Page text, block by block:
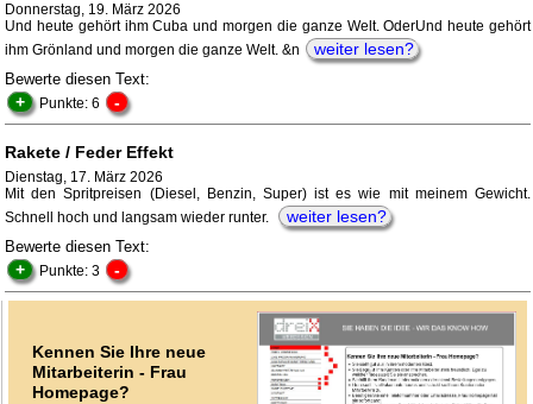
Donnerstag, 19. März 2026
Und heute gehört ihm Cuba und morgen die ganze Welt. OderUnd heute gehört
ihm Grönland und morgen die ganze Welt. &n
weiter lesen?
Bewerte diesen Text:
+ Punkte: 6 -
Rakete / Feder Effekt
Dienstag, 17. März 2026
Mit den Spritpreisen (Diesel, Benzin, Super) ist es wie mit meinem Gewicht.
Schnell hoch und langsam wieder runter.
weiter lesen?
Bewerte diesen Text:
+ Punkte: 3 -
Kennen Sie Ihre neue
Mitarbeiterin - Frau
Homepage?